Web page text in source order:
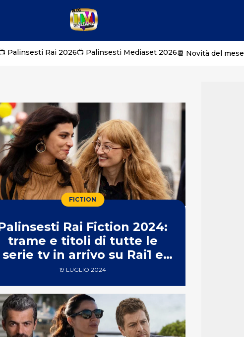
Palinsesti Rai 2026📺 Palinsesti Mediaset 2026📆 Novità del mese
FICTION
Rai Fiction 2024:
trame e titoli di tutte le
serie tv in arrivo su Rai1 e
Rai2
19 LUGLIO 2024